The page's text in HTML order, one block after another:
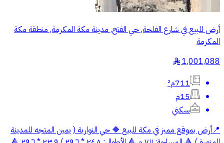
أرض للبيع في شارع الفلحة, حي الفتح, مدينة مكة المكرمة, منطقة مكة
المكرمة
1,001,088
§
711م²
15م
سكني
📍أرض بموقع مميز في مكة للبيع 🔶 حي النوارية ( يمين المتجه للمدينة